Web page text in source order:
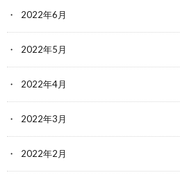
2022年6月
2022年5月
2022年4月
2022年3月
2022年2月